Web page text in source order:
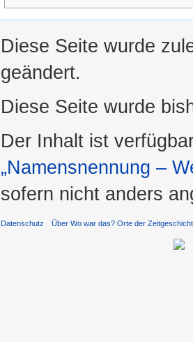
Diese Seite wurde
geändert.
Diese Seite wurde
Der Inhalt ist
„Namensnennung –
sofern nicht anders
Datenschutz Über Wo war das? Orte der